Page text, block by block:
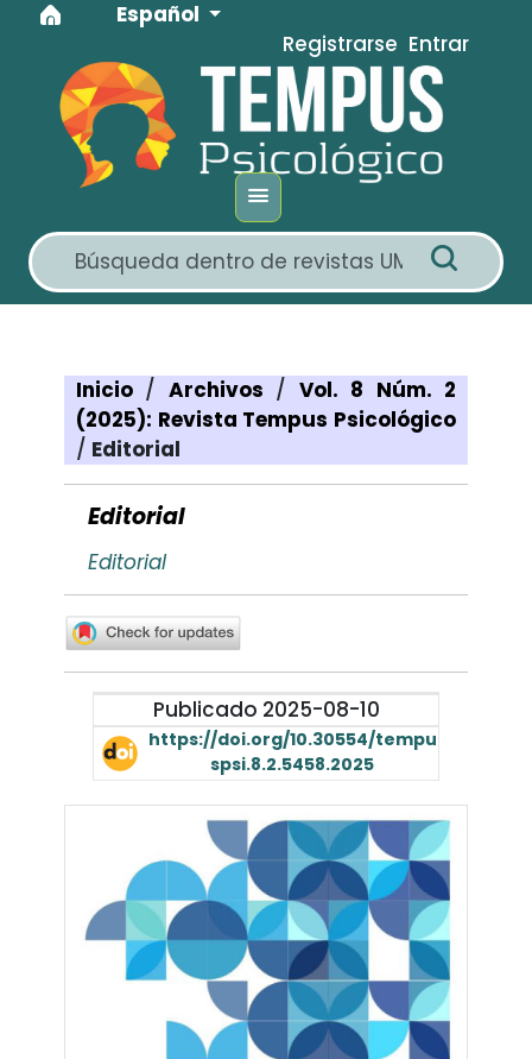
Ir al menú de navegación principal
Ir al contenido principal
Ir al pie de página del sitio
Idioma
Español
Registrarse Entrar
Inicio / Archivos / Vol. 8 Núm. 2
(2025): Revista Tempus Psicológico
/ Editorial
Editorial
Editorial
Publicado 2025-08-10
https://doi.org/10.30554/tempu
spsi.8.2.5458.2025